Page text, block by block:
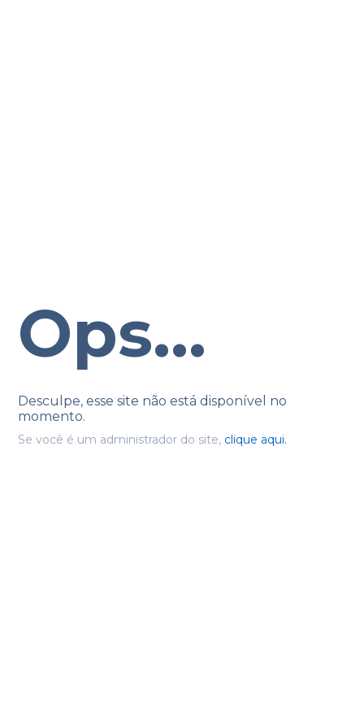
Ops...
Desculpe, esse site não está disponível no
momento.
Se você é um administrador do site, clique aqui.